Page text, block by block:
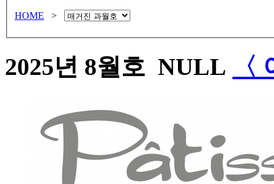
HOME >
2025년 8월호 NULL 〈